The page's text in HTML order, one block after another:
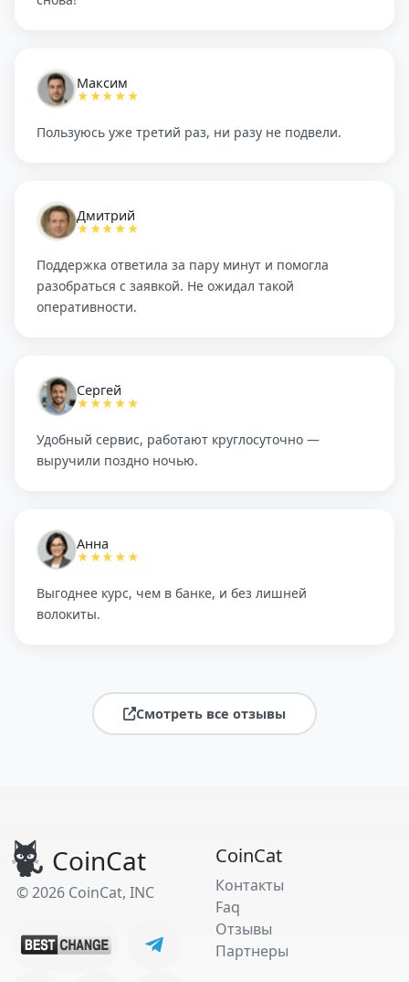
Максим
★★★★★
Пользуюсь уже третий раз, ни разу не подвели.
Дмитрий
★★★★★
Поддержка ответила за пару минут и помогла
разобраться с заявкой. Не ожидал такой
оперативности.
Сергей
★★★★★
Удобный сервис, работают круглосуточно —
выручили поздно ночью.
Анна
★★★★★
Выгоднее курс, чем в банке, и без лишней
волокиты.
Смотреть все отзывы
CoinCat
© 2026 CoinCat, INC
CoinCat
Контакты
Faq
Отзывы
Партнеры